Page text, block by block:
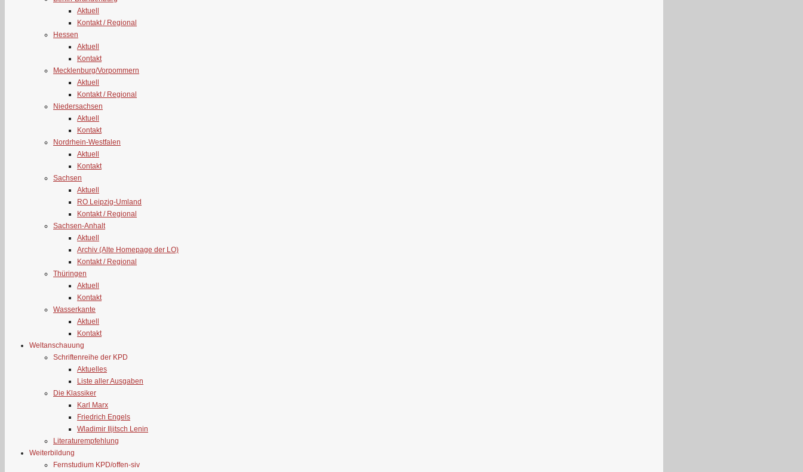
Aktuell
Kontakt / Regional
Hessen
Aktuell
Kontakt
Mecklenburg/Vorpommern
Aktuell
Kontakt / Regional
Niedersachsen
Aktuell
Kontakt
Nordrhein-Westfalen
Aktuell
Kontakt
Sachsen
Aktuell
RO Leipzig-Umland
Kontakt / Regional
Sachsen-Anhalt
Aktuell
Archiv (Alte Homepage der LO)
Kontakt / Regional
Thüringen
Aktuell
Kontakt
Wasserkante
Aktuell
Kontakt
Weltanschauung
Schriftenreihe der KPD
Aktuelles
Liste aller Ausgaben
Die Klassiker
Karl Marx
Friedrich Engels
Wladimir Iljitsch Lenin
Literaturempfehlung
Weiterbildung
Fernstudium KPD/offen-siv